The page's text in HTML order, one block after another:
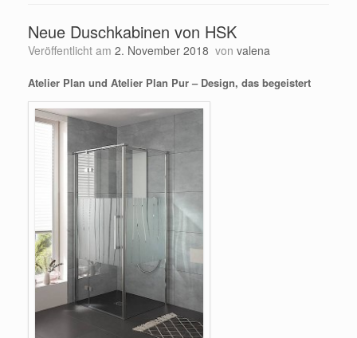
Neue Duschkabinen von HSK
Veröffentlicht am 2. November 2018 von valena
Atelier Plan und Atelier Plan Pur – Design, das begeistert